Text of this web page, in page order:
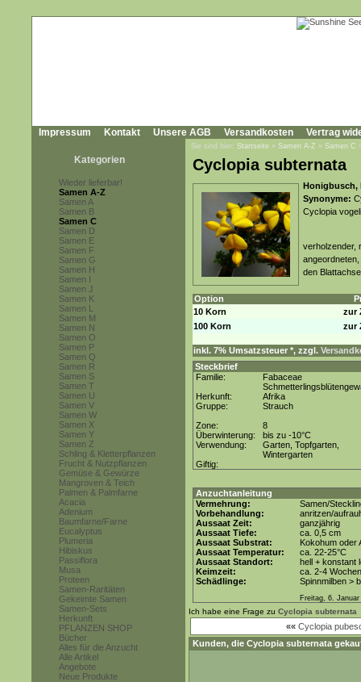
Impressum Kontakt Unsere AGB Versandkosten Vertrag
Kategorien
Wieder lieferbar!
Samen A-Z
Samen A
Samen B
Samen C
Samen D
Samen E
Samen F
Samen G
Samen H
Samen I
Samen J
Samen K
Samen L
Samen M
Samen N
Samen O
Samen P
Samen Q
Samen R
Samen S
Samen T
Samen U
Samen V
Samen W
Samen X
Samen Y
Samen Z
Schling & Kletterpflanzen
Frucht & Nutzpflanzen
Gemüse & Gewürze
Mangroven & Teich
Palmen & Palmfarne
Acacia
Adenium
Baumfarne/Farne
Eucalyptus
Plumeria
Hibiskus
Passiflora
Musa
Proteen
Samen-Raritäten
Gekeimte Samen
Samen-Sets
Herkunft
PFLANZEN SHOP
Bücher
Alles für die Anzucht
Alle Artikel
Angebote
Neue Produkte
Sie sind hier: Startseite » Samen A-Z » Samen C
Cyclopia subternata
Honigbusch,
Synonyme:
Cyclopia
verholzender,
den
Option
10 Korn
zur
100 Korn
zur
inkl. 7% Umsatzsteuer *, zzgl.
Steckbrief
Familie:
Fabaceae
Herkunft:
Afrika
Gruppe:
Strauch
Zone:
8
Überwinterung:
bis zu -10°C
Verwendung:
Garten, Topfgarten,
Wintergarten
Giftig:
Anzuchtanleitung
Vermehrung:
Samen/
Vorbehandlung:
anritzen/
Aussaat Zeit:
ganzjährig
Aussaat Tiefe:
ca. 0,5 cm
Aussaat Substrat:
Kokohum oder
Aussaat Temperatur:
ca. 22-25°C
Aussaat Standort:
hell + konstant
Keimzeit:
ca. 2-4 Wochen
Schädlinge:
Spinnmilben >
Freitag, 6. Januar
Ich habe eine Frage zu Cyclopia subternata
«« Cyclopia
Kunden, die Cyclopia subternata